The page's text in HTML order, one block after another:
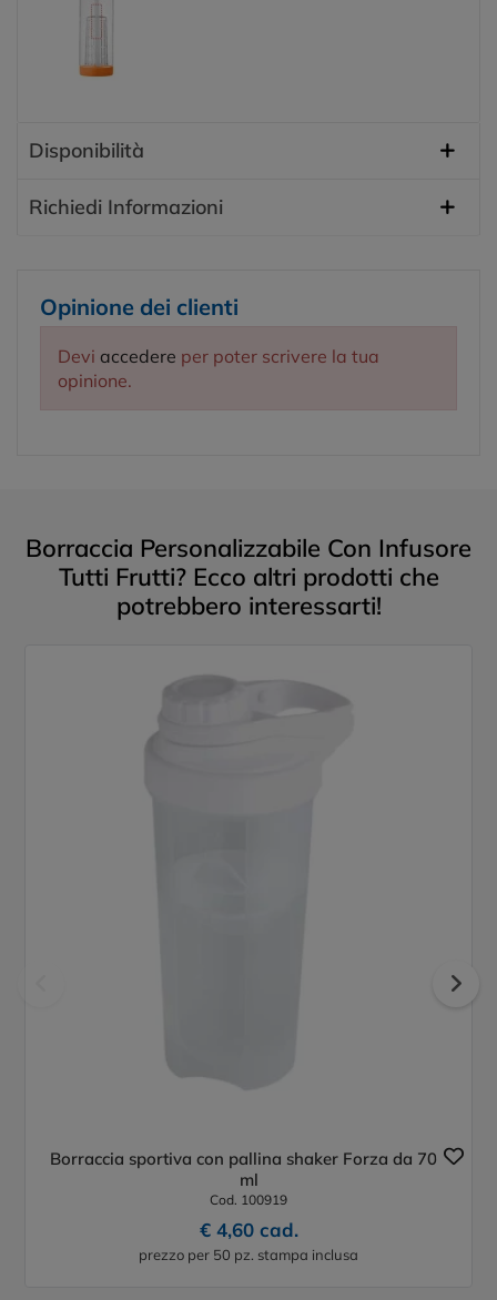
Disponibilità
Richiedi Informazioni
Opinione dei clienti
Devi accedere per poter scrivere la tua
opinione.
Borraccia Personalizzabile Con Infusore
Tutti Frutti? Ecco altri prodotti che
potrebbero interessarti!
Borraccia sportiva con pallina shaker Forza da 700
ml
Cod. 100919
€ 4,60 cad.
prezzo per 50 pz. stampa inclusa